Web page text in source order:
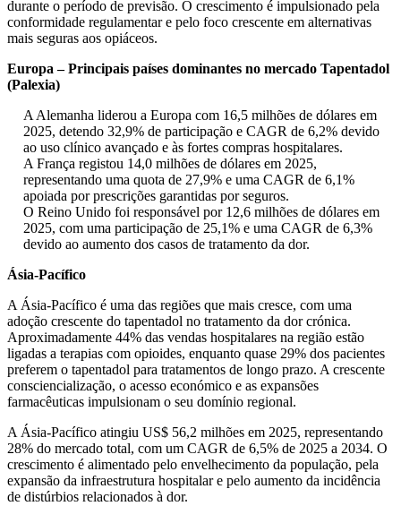
durante o período de previsão. O crescimento é impulsionado pela
conformidade regulamentar e pelo foco crescente em alternativas
mais seguras aos opiáceos.
Europa – Principais países dominantes no mercado Tapentadol
(Palexia)
A Alemanha liderou a Europa com 16,5 milhões de dólares em
2025, detendo 32,9% de participação e CAGR de 6,2% devido
ao uso clínico avançado e às fortes compras hospitalares.
A França registou 14,0 milhões de dólares em 2025,
representando uma quota de 27,9% e uma CAGR de 6,1%
apoiada por prescrições garantidas por seguros.
O Reino Unido foi responsável por 12,6 milhões de dólares em
2025, com uma participação de 25,1% e uma CAGR de 6,3%
devido ao aumento dos casos de tratamento da dor.
Ásia-Pacífico
A Ásia-Pacífico é uma das regiões que mais cresce, com uma
adoção crescente do tapentadol no tratamento da dor crónica.
Aproximadamente 44% das vendas hospitalares na região estão
ligadas a terapias com opioides, enquanto quase 29% dos pacientes
preferem o tapentadol para tratamentos de longo prazo. A crescente
consciencialização, o acesso económico e as expansões
farmacêuticas impulsionam o seu domínio regional.
A Ásia-Pacífico atingiu US$ 56,2 milhões em 2025, representando
28% do mercado total, com um CAGR de 6,5% de 2025 a 2034. O
crescimento é alimentado pelo envelhecimento da população, pela
expansão da infraestrutura hospitalar e pelo aumento da incidência
de distúrbios relacionados à dor.